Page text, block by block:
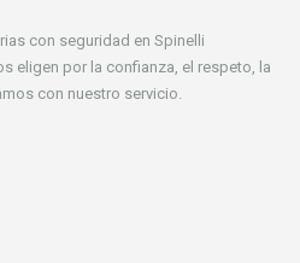
con seguridad en Spinelli
eligen por la confianza, el respeto, la
con nuestro servicio.